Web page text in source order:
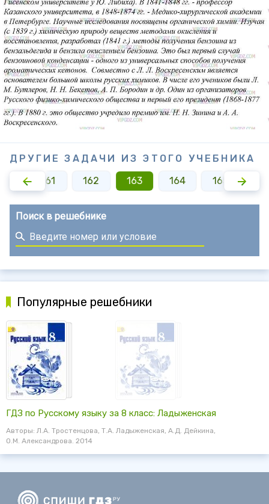
ДРУГИЕ ЗАДАЧИ ИЗ ЭТОГО УЧЕБНИКА
161 162 163 164 165
Поиск в решебнике
Популярные решебники
ГДЗ по Русскому языку за 8 класс: Ладыженская
Авторы: Л.А. Тростенцова, Т.А. Ладыженская, А.Д. Дейкина,
О.М. Александрова. 2014